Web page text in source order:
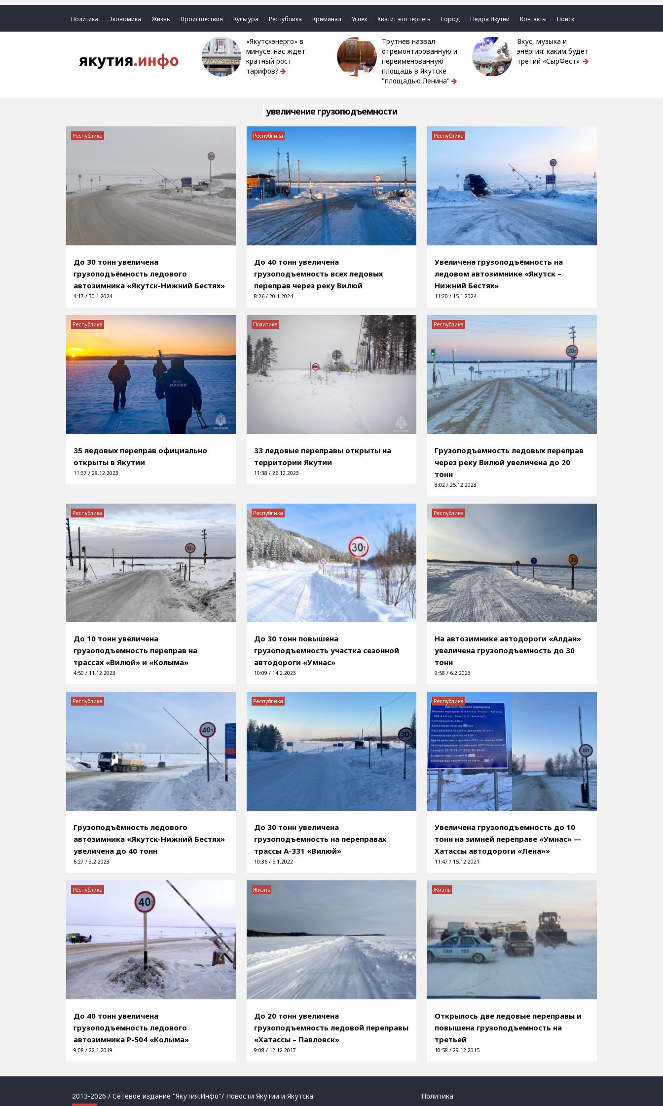
Политика Экономика Жизнь Происшествия Культура Республика Криминал Успех Хватит это терпеть Город Недра Якутии Контакты Поиск
«Якутскэнерго» в
минусе: нас ждёт
кратный рост
тарифов?
Трутнев назвал
отремонтированную и
переименованную
площадь в Якутске
"площадью Ленина"
Вкус, музыка и
энергия: каким будет
третий «СырФест»
увеличение грузоподъемности
До 30 тонн увеличена
грузоподъёмность ледового
автозимника «Якутск-Нижний Бестях»
4:17 / 30.1.2024
Республика
До 40 тонн увеличена
грузоподъемность всех ледовых
переправ через реку Вилюй
8:26 / 20.1.2024
Республика
Увеличена грузоподъёмность на
ледовом автозимнике «Якутск –
Нижний Бестях»
11:20 / 15.1.2024
Республика
35 ледовых переправ официально
открыты в Якутии
11:37 / 28.12.2023
Республика
33 ледовые переправы открыты на
территории Якутии
11:38 / 26.12.2023
Политика
Грузоподъемность ледовых переправ
через реку Вилюй увеличена до 20
тонн
8:02 / 25.12.2023
Республика
До 10 тонн увеличена
грузоподъемность переправ на
трассах «Вилюй» и «Колыма»
4:50 / 11.12.2023
Республика
До 30 тонн повышена
грузоподъемность участка сезонной
автодороги «Умнас»
10:09 / 14.2.2023
Республика
На автозимнике автодороги «Алдан»
увеличена грузоподъемность до 30
тонн
9:58 / 6.2.2023
Республика
Грузоподъёмность ледового
автозимника «Якутск-Нижний Бестях»
увеличена до 40 тонн
6:27 / 3.2.2023
Республика
До 30 тонн увеличена
грузоподъемность на переправах
трассы А-331 «Вилюй»
10:36 / 5.1.2022
Республика
Увеличена грузоподъемность до 10
тонн на зимней переправе «Умнас» —
Хатассы автодороги «Лена»»
11:47 / 15.12.2021
Республика
До 40 тонн увеличена
грузоподъемность ледового
автозимника Р-504 «Колыма»
9:08 / 22.1.2019
Республика
До 20 тонн увеличена
грузоподъемность ледовой переправы
«Хатассы – Павловск»
9:08 / 12.12.2017
Жизнь
Открылось две ледовые переправы и
повышена грузоподъемность на
третьей
10:58 / 29.12.2015
Жизнь
2013-2026 / Сетевое издание "Якутия.Инфо"/ Новости Якутии и Якутска
Политика